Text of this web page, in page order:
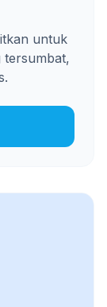
untuk
tersumbat,